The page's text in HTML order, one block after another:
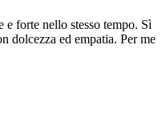
e forte nello stesso tempo. Sì
dolcezza ed empatia. Per me